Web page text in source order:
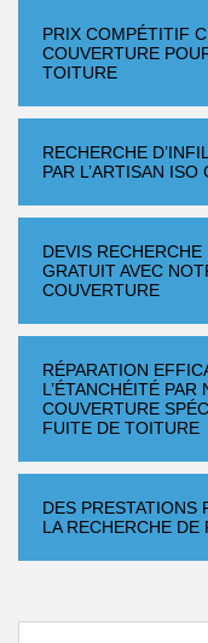
PRIX COMPÉTITIF
COUVERTURE
TOITURE
RECHERCHE
PAR L’ARTISAN ISO
DEVIS
GRATUIT AVEC
COUVERTURE
RÉPARATION
L’ÉTANCHÉITÉ
COUVERTURE
FUITE DE TOITURE
DES PRESTATIONS
LA RECHERCHE